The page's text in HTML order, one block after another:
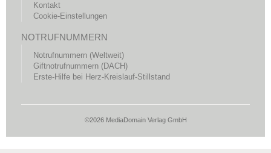
Kontakt
Cookie-Einstellungen
NOTRUFNUMMERN
Notrufnummern (Weltweit)
Giftnotrufnummern (DACH)
Erste-Hilfe bei Herz-Kreislauf-Stillstand
©2026 MediaDomain Verlag GmbH